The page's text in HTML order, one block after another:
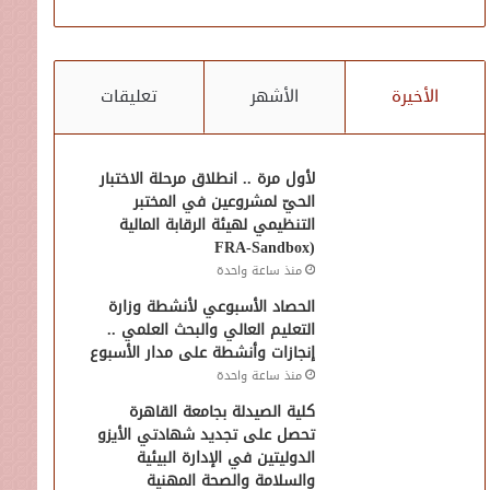
الأخيرة الأشهر تعليقات
لأول مرة .. انطلاق مرحلة الاختبار
الحيّ لمشروعين في المختبر
التنظيمي لهيئة الرقابة المالية
(FRA-Sandbox
منذ ساعة واحدة
الحصاد الأسبوعي لأنشطة وزارة
التعليم العالي والبحث العلمي ..
إنجازات وأنشطة على مدار الأسبوع
منذ ساعة واحدة
كلية الصيدلة بجامعة القاهرة
تحصل على تجديد شهادتي الأيزو
الدوليتين في الإدارة البيئية
والسلامة والصحة المهنية